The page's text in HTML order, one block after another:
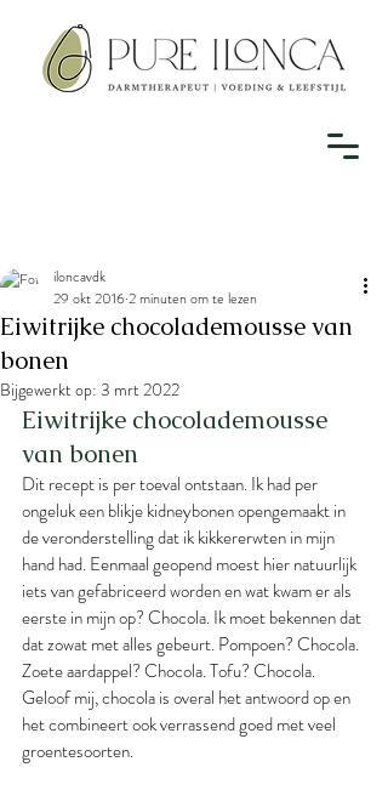
Eiwitrijke chocolademousse van
bonen
iloncavdk
29 okt 20162 minuten om te lezen
Bijgewerkt op: 3 mrt 2022
Eiwitrijke chocolademousse
van bonen
Dit recept is per toeval ontstaan. Ik had per
ongeluk een blikje kidneybonen opengemaakt in
de veronderstelling dat ik kikkererwten in mijn
hand had. Eenmaal geopend moest hier natuurlijk
iets van gefabriceerd worden en wat kwam er als
eerste in mijn op? Chocola. Ik moet bekennen dat
dat zowat met alles gebeurt. Pompoen? Chocola.
Zoete aardappel? Chocola. Tofu? Chocola.
Geloof mij, chocola is overal het antwoord op en
het combineert ook verrassend goed met veel
groentesoorten.